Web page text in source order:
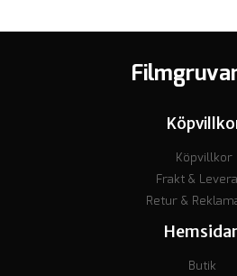
Köpvillkor
Frakt &
Retur &
Butik